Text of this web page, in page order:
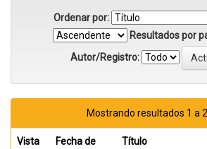
Ordenar por:
Resultados por
Autor/Registro:
Mostrando resultados 1 a
Vista
Fecha de
Título